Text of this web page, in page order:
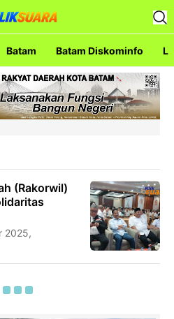
Batam Batam Diskominfo
(Rakorwil)
2025,